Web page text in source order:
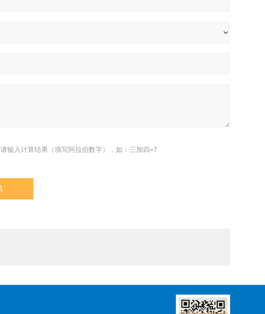
请输入计算结果（填写阿拉伯数字），如：三加四=7